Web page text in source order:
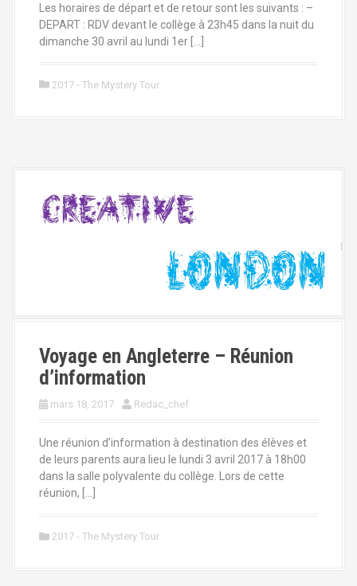
Les horaires de départ et de retour sont les suivants : –
DEPART : RDV devant le collège à 23h45 dans la nuit du
dimanche 30 avril au lundi 1er […]
2017 - The Mystery Tour
Voyage en Angleterre – Réunion
d’information
mars 18, 2017 Redac_chef
Une réunion d’information à destination des élèves et
de leurs parents aura lieu le lundi 3 avril 2017 à 18h00
dans la salle polyvalente du collège. Lors de cette
réunion, […]
2017 - The Mystery Tour